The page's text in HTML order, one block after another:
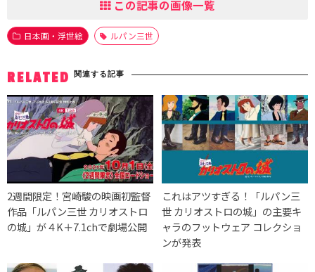
この記事の画像一覧
日本画・浮世絵 ルパン三世
RELATED 関連する記事
2週間限定！宮崎駿の映画初監督
作品「ルパン三世 カリオストロ
の城」が４K＋7.1chで劇場公開
これはアツすぎる！「ルパン三
世 カリオストロの城」の主要キ
ャラのフットウェア コレクショ
ンが発表